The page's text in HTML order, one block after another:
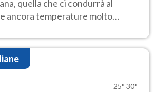
quella che ci condurrà al
ancora temperature molto
25° 30°